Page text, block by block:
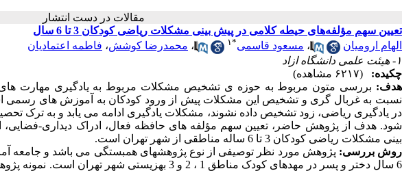
مقالات در دست
تعیین سهم مؤلفه‌های حیطه کلامی در پیش بینی مشکلات ریاضی کودکان 3 تا 6 سال
الهام ارومیان
، مسعود قاسمی*۱ ، محمدرضا کوشش، فاطمه اعتمادیان
۱- هیئت علمی دانشگاه ازاد
چکیده:
(۶۲۱۷ مشاهده)
هدف: بررسی متون مربوط به حوزه ی تشخیص مشکلات مربوط به یادگیری مهارت
نسبت به غربال گری و تشخیص این مشکلات پیش از ورود کودکان به آموزش های
در یادگیری ریاضی، زود تشخیص داده نشوند، مشکلات یادگیری ادامه می یابد و به ترک
شود. هدف از پژوهش حاضر، تعیین سهم مؤلفه های حافظه فعال، ادراک دیداری-
بینی مشکلات ریاضی کودکان 3 تا 6 ساله مناطقی از شهر تهران است.
روش بررسی:
6 سال دختر و پسر در مهدهای کودک مناطق 1 ، 2 و 3